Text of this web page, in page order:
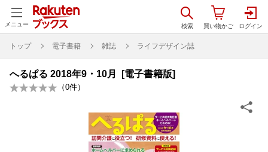
メニュー
トップ 電子書籍 雑誌 ライフデザイン誌
へるぱる 2018年9・10月 [電子書籍版]
（0件）